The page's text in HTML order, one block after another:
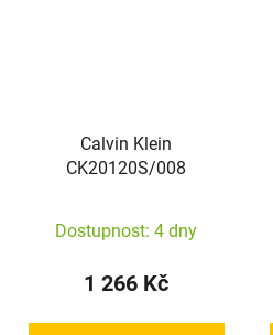
Calvin Klein
CK20120S/008
Dostupnost: 4 dny
1 266 Kč